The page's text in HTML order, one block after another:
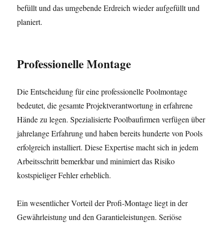
befüllt und das umgebende Erdreich wieder aufgefüllt und
planiert.
Professionelle Montage
Die Entscheidung für eine professionelle Poolmontage
bedeutet, die gesamte Projektverantwortung in erfahrene
Hände zu legen. Spezialisierte Poolbaufirmen verfügen über
jahrelange Erfahrung und haben bereits hunderte von Pools
erfolgreich installiert. Diese Expertise macht sich in jedem
Arbeitsschritt bemerkbar und minimiert das Risiko
kostspieliger Fehler erheblich.
Ein wesentlicher Vorteil der Profi-Montage liegt in der
Gewährleistung und den Garantieleistungen. Seriöse